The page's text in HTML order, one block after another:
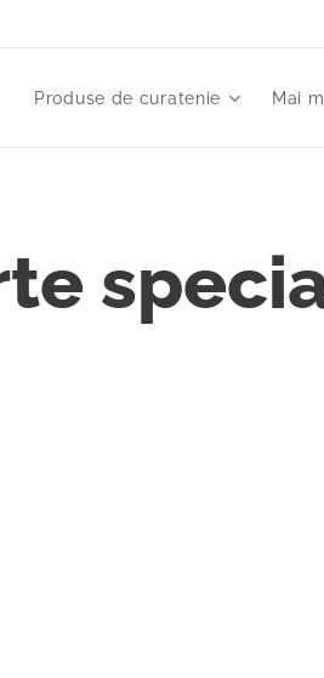
Produse de curatenie Mai